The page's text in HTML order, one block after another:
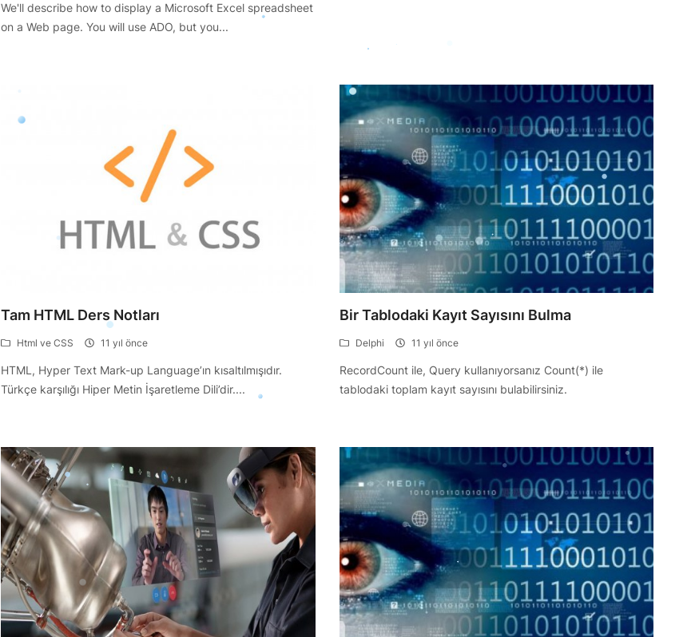
We'll describe how to display a Microsoft Excel spreadsheet
on a Web page. You will use ADO, but you...
Tam HTML Ders Notları
Html ve CSS 11 yıl önce
HTML, Hyper Text Mark-up Language’ın kısaltılmışıdır.
Türkçe karşılığı Hiper Metin İşaretleme Dili’dir....
Bir Tablodaki Kayıt Sayısını Bulma
Delphi 11 yıl önce
RecordCount ile, Query kullanıyorsanız Count(*) ile
tablodaki toplam kayıt sayısını bulabilirsiniz.